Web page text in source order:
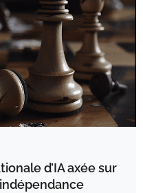
d’IA axée sur